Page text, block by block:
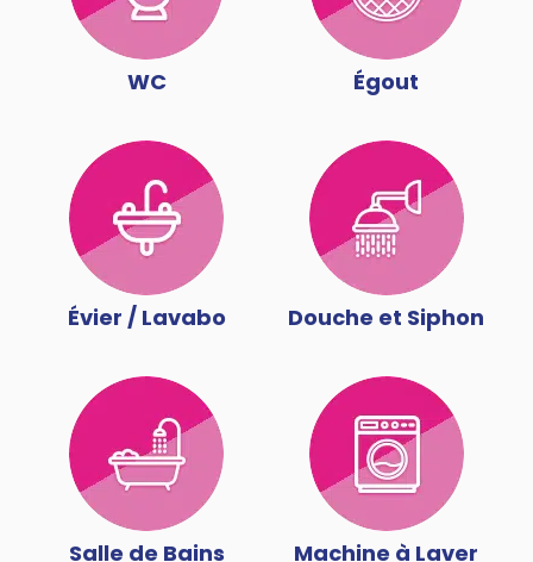
WC Égout
Évier / Lavabo Douche et Siphon
Salle de Bains Machine à Laver